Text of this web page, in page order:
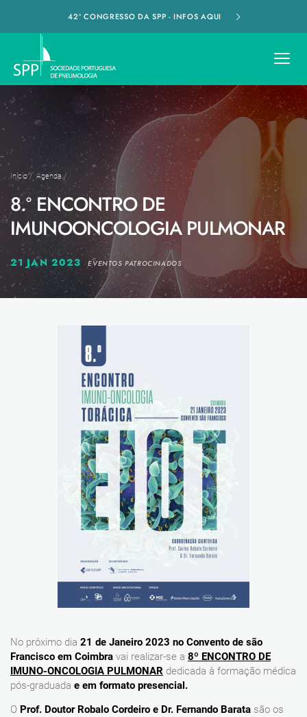
42º CONGRESSO DA SPP - INFOS AQUI
Início/ Agenda/
8.º ENCONTRO DE
IMUNOONCOLOGIA PULMONAR
21 JAN 2023 EVENTOS PATROCINADOS
No próximo dia 21 de Janeiro 2023 no Convento de são
Francisco em Coimbra vai realizar-se a 8º ENCONTRO DE
IMUNO-ONCOLOGIA PULMONAR dedicada à formação médica
pós-graduada e em formato presencial.
O Prof. Doutor Robalo Cordeiro e Dr. Fernando Barata são os